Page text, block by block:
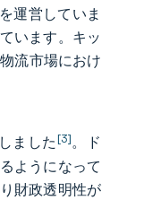
運営していま
います。キッ
流市場におけ
ました[3]。ド
ようになって
財政透明性が